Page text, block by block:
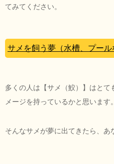
てみてください。
サメを飼う夢（水槽、プール
多くの人は【サメ（鮫）】はとて
メージを持っているかと思います。
そんなサメが夢に出てきたら、あ